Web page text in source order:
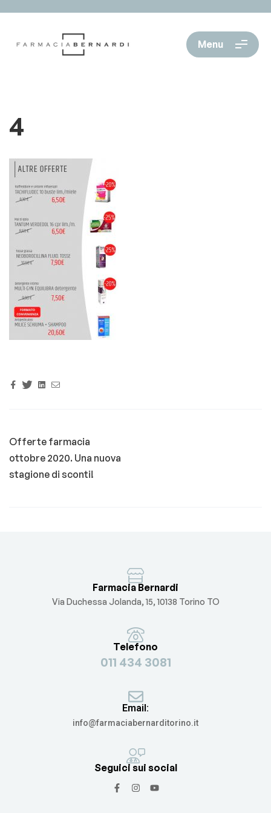
Menu
4
Facebook
TwitterLinkedin
Offerte farmacia
ottobre 2020. Una nuova
stagione di sconti!
Farmacia Bernardi
Via Duchessa Jolanda, 15, 10138 Torino TO
Telefono
011 434 3081
Email:
info@farmaciabernarditorino.it
Seguici sui social